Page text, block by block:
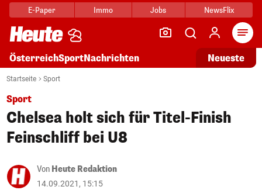
E-Paper Immo Jobs NewsFlix
ÖsterreichSportNachrichten Neueste
Startseite Sport
Sport
Chelsea holt sich für Titel-Finish
Feinschliff bei U8
Von Heute Redaktion
14.09.2021, 15:15